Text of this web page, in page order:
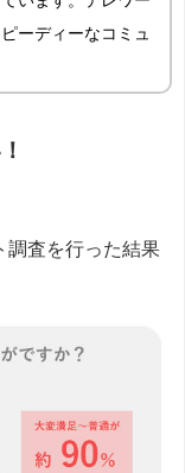
ーディーなコミュ
調査を行った結果